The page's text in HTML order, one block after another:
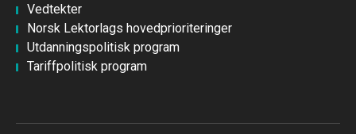
Vedtekter
Norsk Lektorlags hovedprioriteringer
Utdanningspolitisk program
Tariffpolitisk program